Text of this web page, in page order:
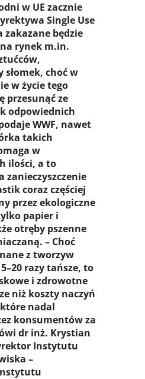
w UE zacznie
Single Use
zakazane będzie
rynek m.in.
słomek, choć w
w życie tego
przesunąć ze
odpowiednich
WWF, nawet
takich
w
ilości, a to
zanieczyszczenie
coraz częściej
przez ekologiczne
papier i
otręby pszenne
– Choć
z tworzyw
razy tańsze, to
i zdrowotne
niż koszty naczyń
nadal
konsumentów za
dr inż. Krystian
Instytutu
–